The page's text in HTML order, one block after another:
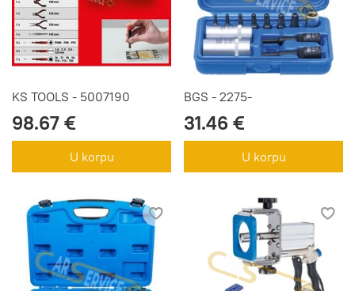
KS TOOLS - 5007190
98.67 €
U korpu
BGS - 2275-
31.46 €
U korpu